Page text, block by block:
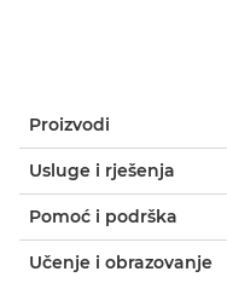
Proizvodi
Usluge i rješenja
Pomoć i podrška
Učenje i obrazovanje